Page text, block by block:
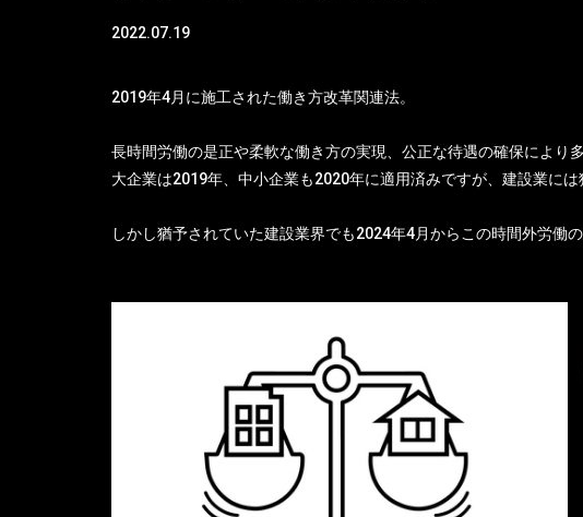
2022.07.19
2019年4月に施工された働き方改革関連法。
長時間労働の是正や柔軟な働き方の実現、公正な待遇の確保により
大企業は2019年、中小企業も2020年に適用済みですが、建設業には
しかし猶予されていた建設業界でも2024年4月からこの時間外労働